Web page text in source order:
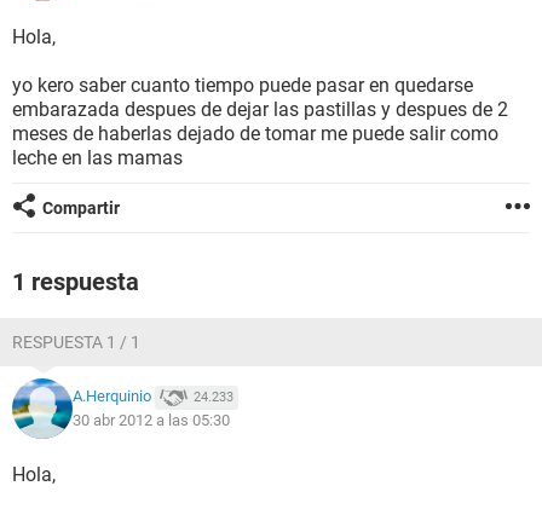
BIENESTAR
SEXUALIDAD
GLOSARIO
Hola,
yo kero saber cuanto tiempo puede pasar en quedarse
embarazada despues de dejar las pastillas y despues de 2
meses de haberlas dejado de tomar me puede salir como
leche en las mamas
Compartir
1 respuesta
RESPUESTA 1 / 1
A.Herquinio 24.233
30 abr 2012 a las 05:30
Hola,